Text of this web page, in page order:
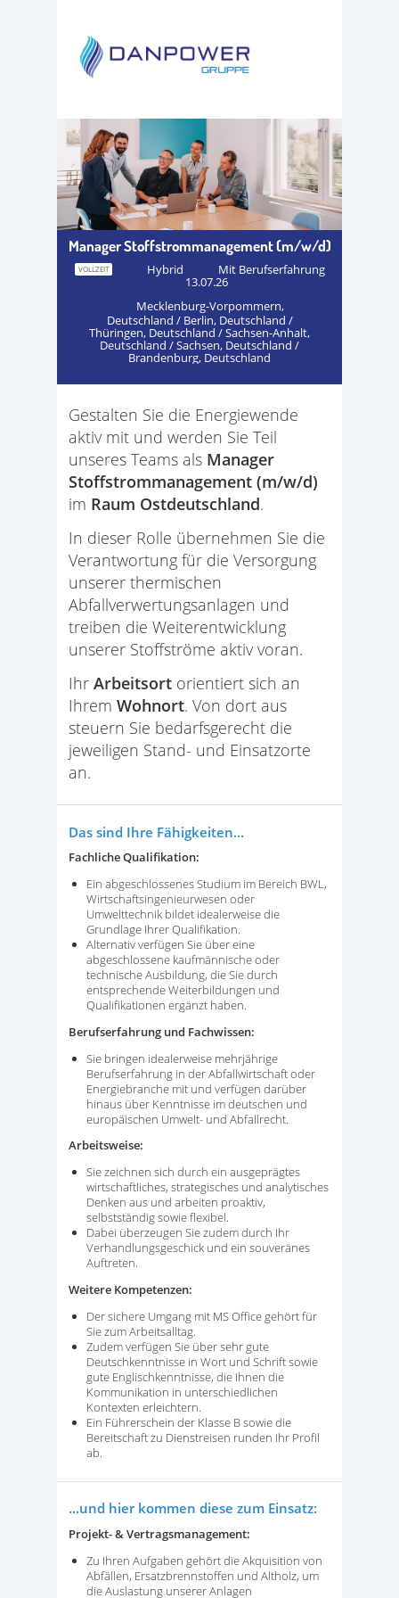
Manager Stoffstrommanagement (m/w/d)
VOLLZEIT Hybrid Mit Berufserfahrung
13.07.26
Mecklenburg-Vorpommern,
Deutschland / Berlin, Deutschland /
Thüringen, Deutschland / Sachsen-Anhalt,
Deutschland / Sachsen, Deutschland /
Brandenburg, Deutschland
Gestalten Sie die Energiewende
aktiv mit und werden Sie Teil
unseres Teams als Manager
Stoffstrommanagement (m/w/d)
im Raum Ostdeutschland.
In dieser Rolle übernehmen Sie die
Verantwortung für die Versorgung
unserer thermischen
Abfallverwertungsanlagen und
treiben die Weiterentwicklung
unserer Stoffströme aktiv voran.
Ihr Arbeitsort orientiert sich an
Ihrem Wohnort. Von dort aus
steuern Sie bedarfsgerecht die
jeweiligen Stand- und Einsatzorte
an.
Das sind Ihre Fähigkeiten...
Fachliche Qualifikation:
Ein abgeschlossenes Studium im Bereich BWL,
Wirtschaftsingenieurwesen oder
Umwelttechnik bildet idealerweise die
Grundlage Ihrer Qualifikation.
Alternativ verfügen Sie über eine
abgeschlossene kaufmännische oder
technische Ausbildung, die Sie durch
entsprechende Weiterbildungen und
Qualifikationen ergänzt haben.
Berufserfahrung und Fachwissen:
Sie bringen idealerweise mehrjährige
Berufserfahrung in der Abfallwirtschaft oder
Energiebranche mit und verfügen darüber
hinaus über Kenntnisse im deutschen und
europäischen Umwelt- und Abfallrecht.
Arbeitsweise:
Sie zeichnen sich durch ein ausgeprägtes
wirtschaftliches, strategisches und analytisches
Denken aus und arbeiten proaktiv,
selbstständig sowie flexibel.
Dabei überzeugen Sie zudem durch Ihr
Verhandlungsgeschick und ein souveränes
Auftreten.
Weitere Kompetenzen:
Der sichere Umgang mit MS Office gehört für
Sie zum Arbeitsalltag.
Zudem verfügen Sie über sehr gute
Deutschkenntnisse in Wort und Schrift sowie
gute Englischkenntnisse, die Ihnen die
Kommunikation in unterschiedlichen
Kontexten erleichtern.
Ein Führerschein der Klasse B sowie die
Bereitschaft zu Dienstreisen runden Ihr Profil
ab.
...und hier kommen diese zum Einsatz:
Projekt- & Vertragsmanagement:
Zu Ihren Aufgaben gehört die Akquisition von
Abfällen, Ersatzbrennstoffen und Altholz, um
die Auslastung unserer Anlagen